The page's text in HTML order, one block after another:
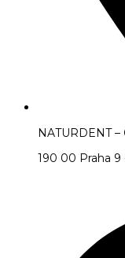
NATURDENT –
190 00 Praha 9